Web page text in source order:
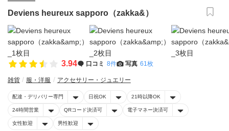
Deviens heureux sapporo（zakka&）
3.94 口コミ 8件 写真 61枚
雑貨 服・洋服 アクセサリー・ジュエリー
配達・デリバリー専門 日祝OK 21時以降OK
24時間営業 QRコード決済可 電子マネー決済可
女性歓迎 男性歓迎